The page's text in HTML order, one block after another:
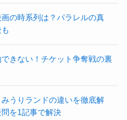
画の時系列は？パラレルの真
きない！チケット争奪戦の裏
うりランドの違いを徹底解
を1記事で解決